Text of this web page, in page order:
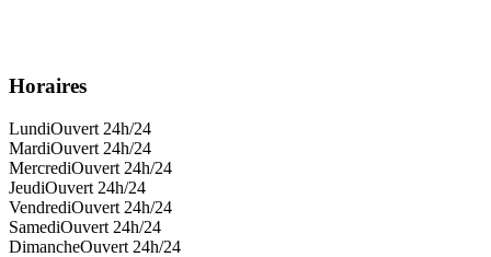
Horaires
LundiOuvert 24h/24
MardiOuvert 24h/24
MercrediOuvert 24h/24
JeudiOuvert 24h/24
VendrediOuvert 24h/24
SamediOuvert 24h/24
DimancheOuvert 24h/24